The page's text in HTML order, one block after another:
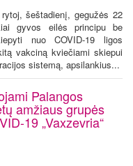
šeštadienį, gegužės 22
gyvos eilės principu be
nuo COVID-19 ligos
vakciną kviečiami skiepui
sistemą, apsilankius...
Palangos
amžiaus grupės
19 „Vaxzevria“